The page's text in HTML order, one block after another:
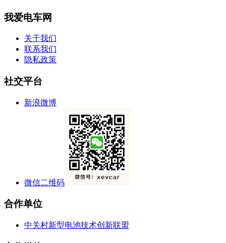
我爱电车网
关于我们
联系我们
隐私政策
社交平台
新浪微博
微信二维码
合作单位
中关村新型电池技术创新联盟